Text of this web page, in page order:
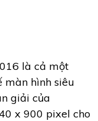
là cả một
màn hình siêu
giải của
x 900 pixel cho